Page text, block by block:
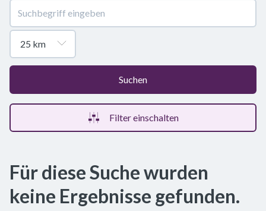
Suchen
Filter einschalten
Für diese Suche wurden
keine Ergebnisse gefunden.